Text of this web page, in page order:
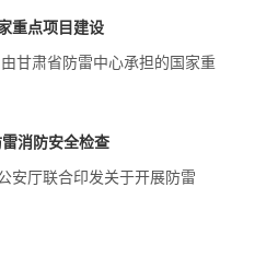
重点项目建设
甘肃省防雷中心承担的国家重
消防安全检查
安厅联合印发关于开展防雷